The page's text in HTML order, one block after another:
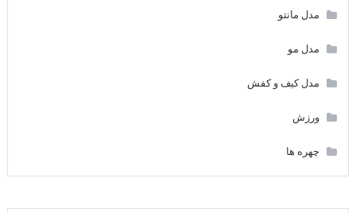
مدل مانتو
مدل مو
مدل کیف و کفش
ورزش
چهره ها